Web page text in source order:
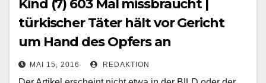
Kind (7) 603 Mal missbraucht |
türkischer Täter hält vor Gericht
um Hand des Opfers an
MAI 15, 2016 REDAKTION